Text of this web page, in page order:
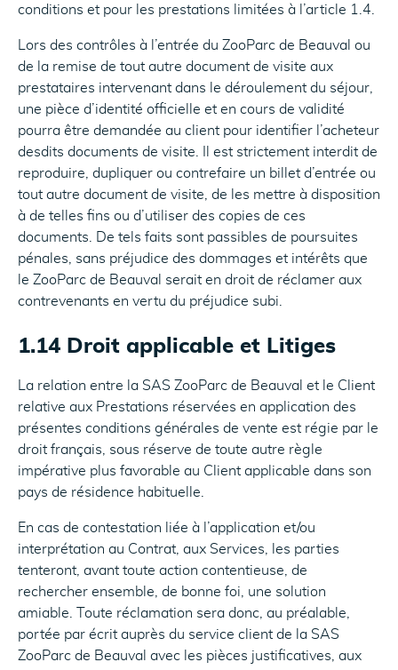
conditions et pour les prestations limitées à l’article 1.4.
Lors des contrôles à l’entrée du ZooParc de Beauval ou
de la remise de tout autre document de visite aux
prestataires intervenant dans le déroulement du séjour,
une pièce d’identité officielle et en cours de validité
pourra être demandée au client pour identifier l’acheteur
desdits documents de visite. Il est strictement interdit de
reproduire, dupliquer ou contrefaire un billet d’entrée ou
tout autre document de visite, de les mettre à disposition
à de telles fins ou d’utiliser des copies de ces
documents. De tels faits sont passibles de poursuites
pénales, sans préjudice des dommages et intérêts que
le ZooParc de Beauval serait en droit de réclamer aux
contrevenants en vertu du préjudice subi.
1.14 Droit applicable et Litiges
La relation entre la SAS ZooParc de Beauval et le Client
relative aux Prestations réservées en application des
présentes conditions générales de vente est régie par le
droit français, sous réserve de toute autre règle
impérative plus favorable au Client applicable dans son
pays de résidence habituelle.
En cas de contestation liée à l’application et/ou
interprétation au Contrat, aux Services, les parties
tenteront, avant toute action contentieuse, de
rechercher ensemble, de bonne foi, une solution
amiable. Toute réclamation sera donc, au préalable,
portée par écrit auprès du service client de la SAS
ZooParc de Beauval avec les pièces justificatives, aux